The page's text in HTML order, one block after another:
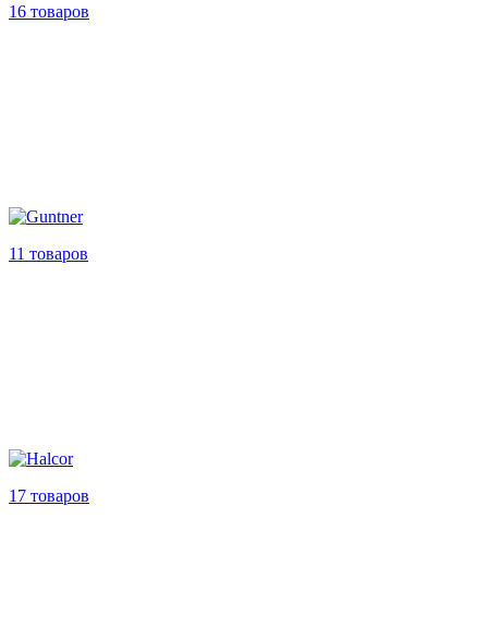
16 товаров
11 товаров
17 товаров